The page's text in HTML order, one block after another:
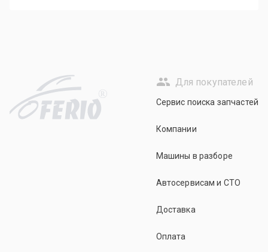
R
Для покупателей
Сервис поиска запчастей
Компании
Машины в разборе
Автосервисам и СТО
Доставка
Оплата